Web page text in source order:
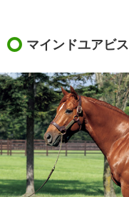
マインドユアビ